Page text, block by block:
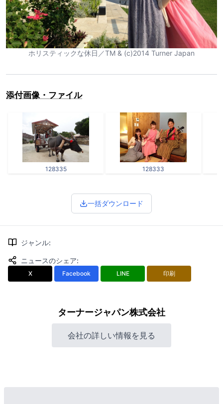
ホリスティックな休日／TM & (c)2014 Turner Japan
添付画像・ファイル
128335 128333
一括ダウンロード
ジャンル:
ニュースのシェア:
X Facebook LINE 印刷
ターナージャパン株式会社
会社の詳しい情報を見る